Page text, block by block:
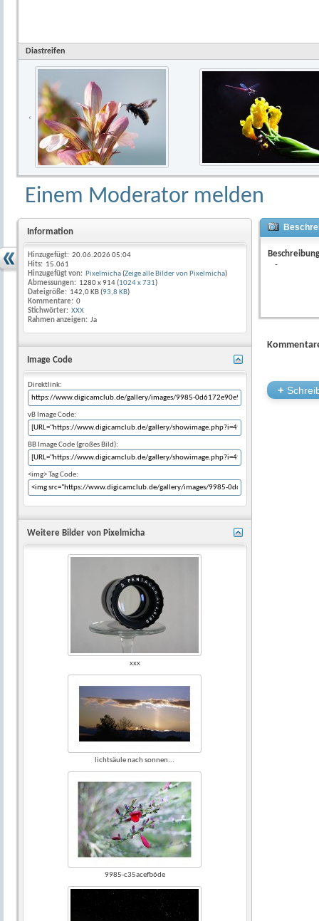
Diastreifen
‹
Einem Moderator melden
Beschreibung
-
+
Information
Hinzugefügt: 20.06.2026 05:04
Hits: 15.061
Hinzugefügt von: Pixelmicha(Zeige alle Bilder von Pixelmicha)
Abmessungen: 1280 x 914 (1024 x 731)
Dateigröße: 142,0 KB (93,8 KB)
Kommentare: 0
Stichwörter: XXX
Rahmen anzeigen: Ja
Image Code
Direktlink:
vB Image Code:
BB Image Code (großes Bild):
<img> Tag Code:
Weitere Bilder von Pixelmicha
xxx
lichtsäule nach sonnen...
9985-c35acefb6de